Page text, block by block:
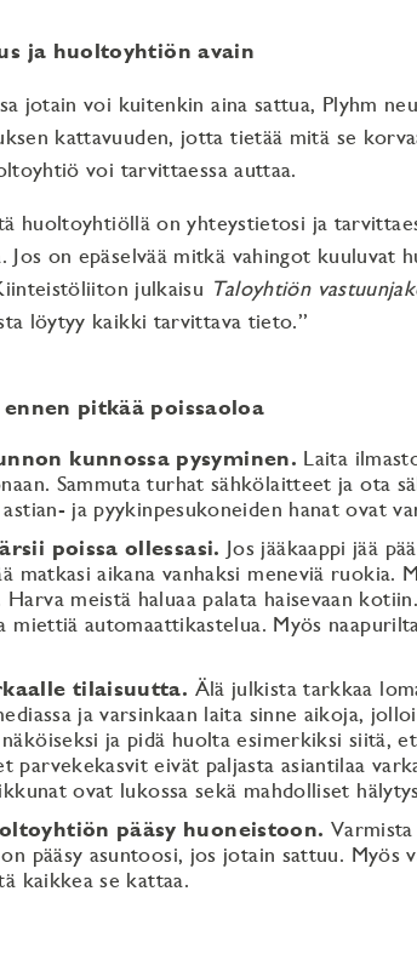
ja huoltoyhtiön avain
jotain voi kuitenkin aina sattua, Plyhm
kattavuuden, jotta tietää mitä se
voi tarvittaessa auttaa.
huoltoyhtiöllä on yhteystietosi ja
Jos on epäselvää mitkä vahingot kuuluvat
julkaisu Taloyhtiön
löytyy kaikki tarvittava tieto.”
pitkää poissaoloa
kunnossa pysyminen. Laita
Sammuta turhat sähkölaitteet ja ota
ja pyykinpesukoneiden hanat ovat
poissa ollessasi. Jos jääkaappi jää
matkasi aikana vanhaksi meneviä ruokia.
Harva meistä haluaa palata haisevaan
miettiä automaattikastelua. Myös
tilaisuutta. Älä julkista tarkkaa
ja varsinkaan laita sinne aikoja,
ja pidä huolta esimerkiksi siitä,
parvekekasvit eivät paljasta asiantilaa
ovat lukossa sekä mahdolliset
pääsy huoneistoon.
pääsy asuntoosi, jos jotain sattuu. Myös
kaikkea se kattaa.